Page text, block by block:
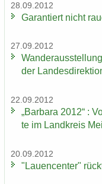
28.09.2012
Ga­ran­tiert nicht
27.09.2012
der
22.09.2012
„Bar­ba­ra 2012“ :
te im Land­kreis
20.09.2012
"Lau­en­cen­ter"